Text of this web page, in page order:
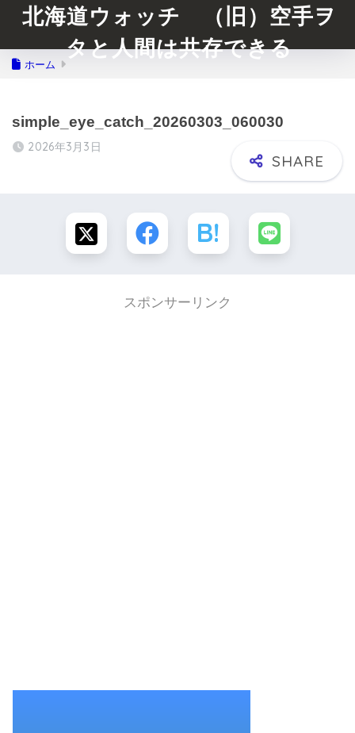
北海道ウォッチ （旧）空手ヲ
タと人間は共存できる
ホーム
simple_eye_catch_20260303_060030
2026年3月3日
スポンサーリンク